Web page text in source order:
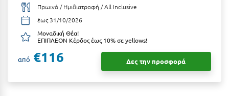
Κάρπαθος
Καρπενήσι
Κάρυστος
Κάσος
Κασσάνδρα
Πρωινό / Ημιδιατροφή / All Inclusive
έως 31/10/2026
Μοναδική Θέα!
ΕΠΙΠΛΕΟΝ Κέρδος έως 10% σε yellows!
από €116 Δες την προσφορά